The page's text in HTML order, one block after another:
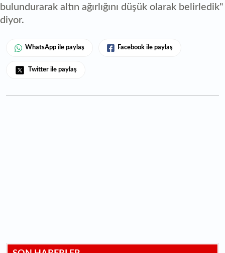
bulundurarak altın ağırlığını düşük olarak belirledik"
diyor.
WhatsApp ile paylaş Facebook ile paylaş
Twitter ile paylaş